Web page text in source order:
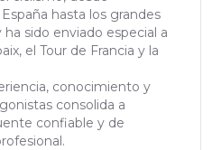
hasta los grandes
sido enviado especial a
el Tour de Francia y la
conocimiento y
consolida a
confiable y de